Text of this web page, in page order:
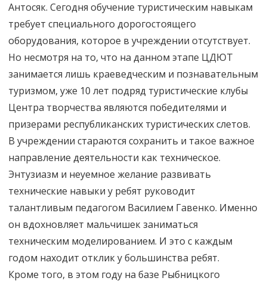
Антосяк. Сегодня обучение туристическим навыкам
требует специального дорогостоящего
оборудования, которое в учреждении отсутствует.
Но несмотря на то, что на данном этапе ЦДЮТ
занимается лишь краеведческим и познавательным
туризмом, уже 10 лет подряд туристические клубы
Центра творчества являются победителями и
призерами республиканских туристических слетов.
В учреждении стараются сохранить и такое важное
направление деятельности как техническое.
Энтузиазм и неуемное желание развивать
технические навыки у ребят руководит
талантливым педагогом Василием Гавенко. Именно
он вдохновляет мальчишек заниматься
техническим моделированием. И это с каждым
годом находит отклик у большинства ребят.
Кроме того, в этом году на базе Рыбницкого